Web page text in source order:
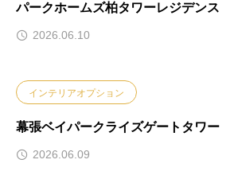
パークホームズ柏タワーレジデンス
2026.06.10
インテリアオプション
幕張ベイパークライズゲートタワー
2026.06.09